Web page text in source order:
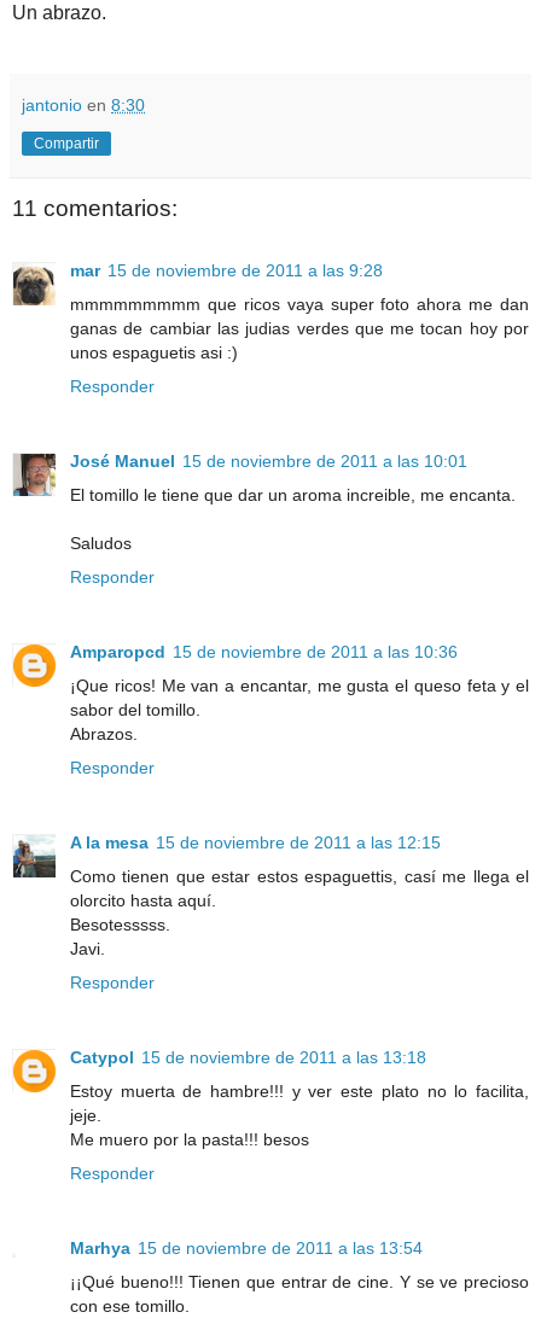
Un abrazo.
jantonio en 8:30
Compartir
11 comentarios:
mar 15 de noviembre de 2011 a las 9:28
mmmmmmmmm que ricos vaya super foto ahora me dan
ganas de cambiar las judias verdes que me tocan hoy por
unos espaguetis asi :)
Responder
José Manuel 15 de noviembre de 2011 a las 10:01
El tomillo le tiene que dar un aroma increible, me encanta.
Saludos
Responder
Amparopcd 15 de noviembre de 2011 a las 10:36
¡Que ricos! Me van a encantar, me gusta el queso feta y el
sabor del tomillo.
Abrazos.
Responder
A la mesa 15 de noviembre de 2011 a las 12:15
Como tienen que estar estos espaguettis, casí me llega el
olorcito hasta aquí.
Besotesssss.
Javi.
Responder
Catypol 15 de noviembre de 2011 a las 13:18
Estoy muerta de hambre!!! y ver este plato no lo facilita,
jeje.
Me muero por la pasta!!! besos
Responder
Marhya 15 de noviembre de 2011 a las 13:54
¡¡Qué bueno!!! Tienen que entrar de cine. Y se ve precioso
con ese tomillo.